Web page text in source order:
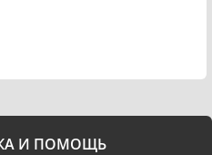
И ПОМОЩЬ